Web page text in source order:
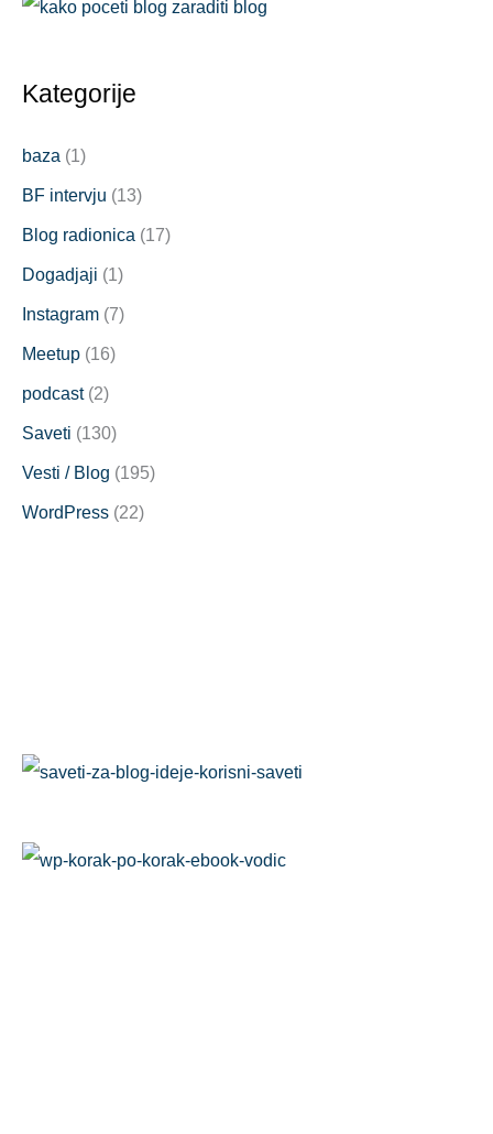
Kategorije
baza (1)
BF intervju (13)
Blog radionica (17)
Dogadjaji (1)
Instagram (7)
Meetup (16)
podcast(2)
Saveti (130)
Vesti / Blog (195)
WordPress (22)